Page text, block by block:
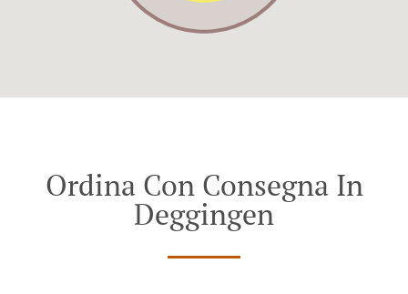
Ordina Con Consegna In
Deggingen